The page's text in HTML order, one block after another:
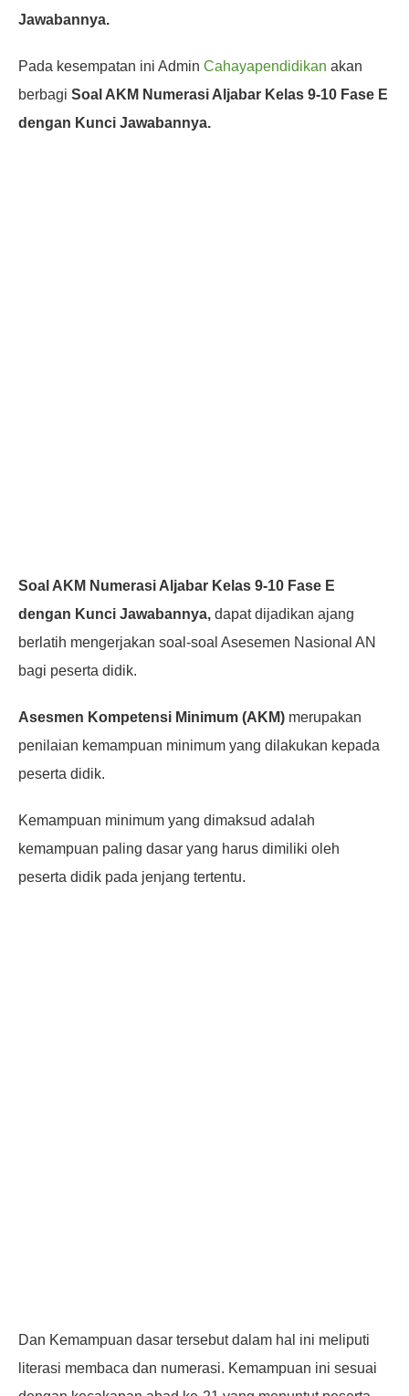
Jawabannya.
Pada kesempatan ini Admin Cahayapendidikan akan
berbagi Soal AKM Numerasi Aljabar Kelas 9-10 Fase E
dengan Kunci Jawabannya.
Soal AKM Numerasi Aljabar Kelas 9-10 Fase E
dengan Kunci Jawabannya, dapat dijadikan ajang
berlatih mengerjakan soal-soal Asesemen Nasional AN
bagi peserta didik.
Asesmen Kompetensi Minimum (AKM) merupakan
penilaian kemampuan minimum yang dilakukan kepada
peserta didik.
Kemampuan minimum yang dimaksud adalah
kemampuan paling dasar yang harus dimiliki oleh
peserta didik pada jenjang tertentu.
Dan Kemampuan dasar tersebut dalam hal ini meliputi
literasi membaca dan numerasi. Kemampuan ini sesuai